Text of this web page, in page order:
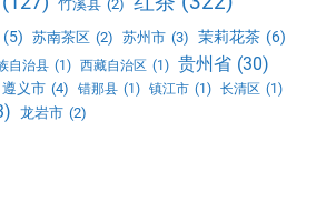
竹溪县 (2)
(5) 苏南茶区 (2) 苏州市 (3) 茉莉花茶 (6)
自治县 (1) 西藏自治区 (1) 贵州省 (30)
遵义市 (4) 错那县 (1) 镇江市 (1) 长清区 (1)
龙岩市 (2)